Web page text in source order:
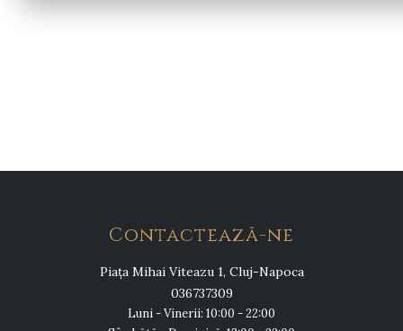
Contactează-ne
Piața Mihai Viteazu 1, Cluj-Napoca
036737309
Luni - Vinerii: 10:00 - 22:00